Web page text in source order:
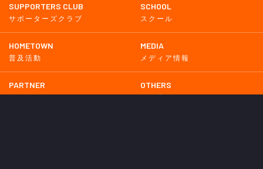
SUPPORTERS CLUB
サポーターズクラブ
SCHOOL
スクール
HOMETOWN
普及活動
MEDIA
メディア情報
PARTNER
パートナー
OTHERS
その他